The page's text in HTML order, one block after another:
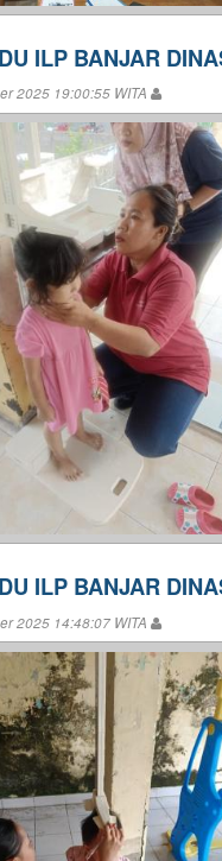
ILP BANJAR
2025 19:00:55 WITA
ILP BANJAR
2025 14:48:07 WITA